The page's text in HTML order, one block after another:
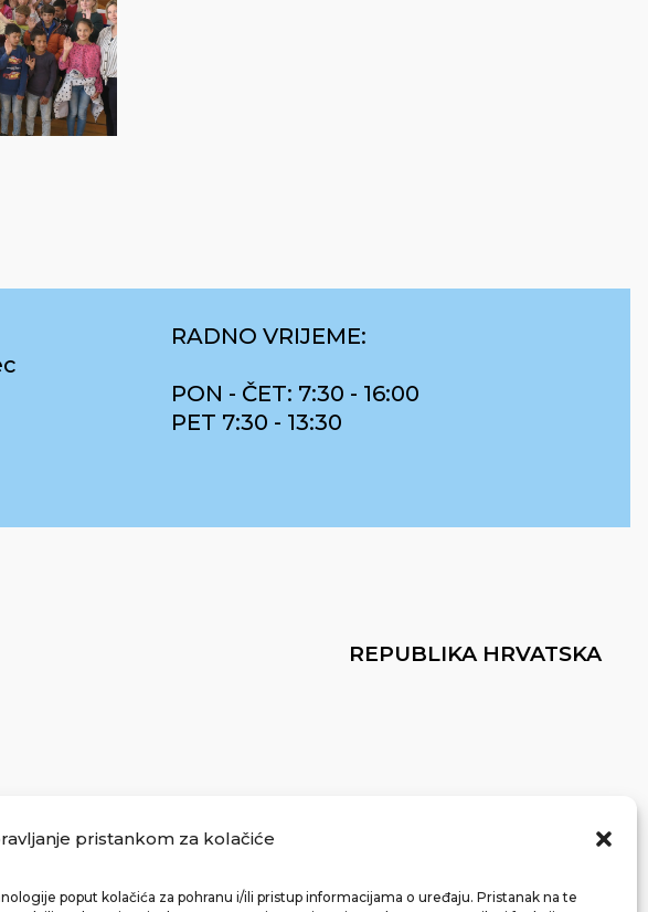
pristankom za kolačiće
poput kolačića za pohranu i/ili pristup informacijama o uređaju. Pristanak na te
RADNO VRIJEME:
PON - ČET: 7:30 - 16:00
PET 7:30 - 13:30
REPUBLIKA HRVATSKA